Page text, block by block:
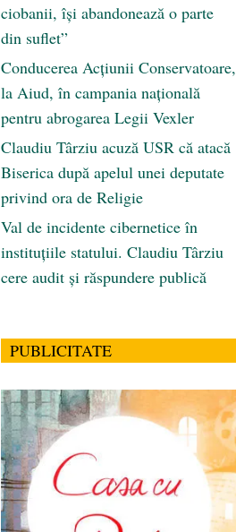
ciobanii, își abandonează o parte
din suflet”
Conducerea Acțiunii Conservatoare,
la Aiud, în campania națională
pentru abrogarea Legii Vexler
Claudiu Târziu acuză USR că atacă
Biserica după apelul unei deputate
privind ora de Religie
Val de incidente cibernetice în
instituțiile statului. Claudiu Târziu
cere audit și răspundere publică
PUBLICITATE